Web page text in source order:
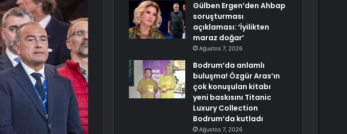
Gülben Ergen’den Ahbap
soruşturması
açıklaması: ‘İyilikten
maraz doğar’
Ağustos 7, 2026
Bodrum’da anlamlı
buluşma! Özgür Aras’ın
çok konuşulan kitabı
yeni baskısını Titanic
Luxury Collection
Bodrum’da kutladı
Ağustos 7, 2026